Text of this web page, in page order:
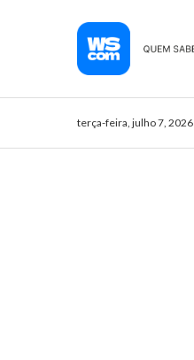
terça-feira, julho 7, 2026